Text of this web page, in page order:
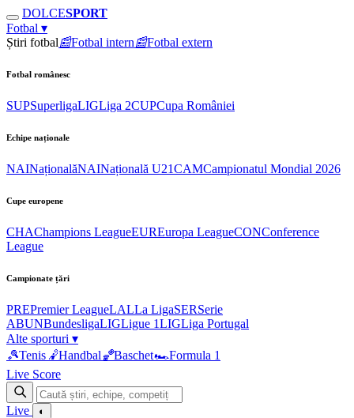
DOLCESPORT
Fotbal ▾
Știri fotbal📰Fotbal intern📰Fotbal extern
Fotbal românesc
SUPSuperligaLIGLiga 2CUPCupa României
Echipe naționale
NAINaționalăNAINațională U21CAMCampionatul Mondial 2026
Cupe europene
CHAChampions LeagueEUREuropa LeagueCONConference
League
Campionate țări
PREPremier LeagueLALLa LigaSERSerie
ABUNBundesligaLIGLigue 1LIGLiga Portugal
Alte sporturi ▾
🎾Tenis 🤾Handbal🏀Baschet🏎Formula 1
Live Score
Live ◐